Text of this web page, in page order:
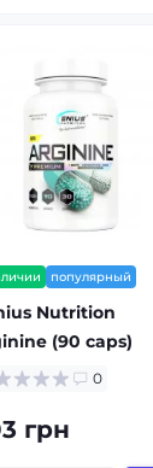
популярный
Nutrition
(90 caps)
0
грн